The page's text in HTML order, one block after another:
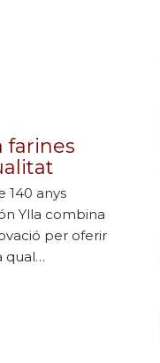
farines
140 anys
Ylla combina
per oferir
qual…